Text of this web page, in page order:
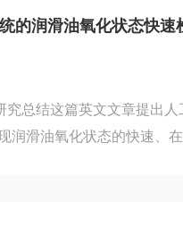
：高度密闭，无菌车间...
总结这篇英文文章提出人
润滑油氧化状态的快速、